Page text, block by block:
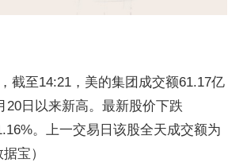
截至14:21，美的集团成交额61.17亿
20日以来新高。最新股价下跌
。上一交易日该股全天成交额为
宝）